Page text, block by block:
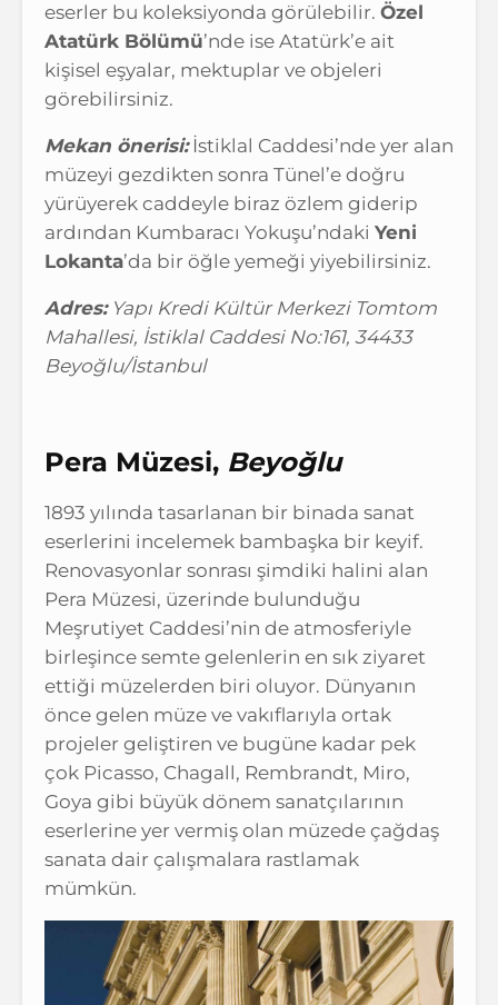
eserler bu koleksiyonda görülebilir. Özel
Atatürk Bölümü’nde ise Atatürk’e ait
kişisel eşyalar, mektuplar ve objeleri
görebilirsiniz.
Mekan önerisi:İstiklal Caddesi’nde yer alan
müzeyi gezdikten sonra Tünel’e doğru
yürüyerek caddeyle biraz özlem giderip
ardından Kumbaracı Yokuşu’ndaki Yeni
Lokanta’da bir öğle yemeği yiyebilirsiniz.
Adres:Yapı Kredi Kültür Merkezi Tomtom
Mahallesi, İstiklal Caddesi No:161, 34433
Beyoğlu/İstanbul
Pera Müzesi, Beyoğlu
1893 yılında tasarlanan bir binada sanat
eserlerini incelemek bambaşka bir keyif.
Renovasyonlar sonrası şimdiki halini alan
Pera Müzesi, üzerinde bulunduğu
Meşrutiyet Caddesi’nin de atmosferiyle
birleşince semte gelenlerin en sık ziyaret
ettiği müzelerden biri oluyor. Dünyanın
önce gelen müze ve vakıflarıyla ortak
projeler geliştiren ve bugüne kadar pek
çok Picasso, Chagall, Rembrandt, Miro,
Goya gibi büyük dönem sanatçılarının
eserlerine yer vermiş olan müzede çağdaş
sanata dair çalışmalara rastlamak
mümkün.